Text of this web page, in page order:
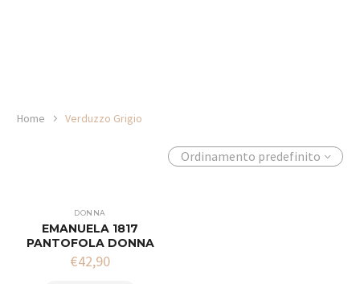
Home Verduzzo Grigio
Ordinamento predefinito
DONNA
EMANUELA 1817
PANTOFOLA DONNA
€42,90